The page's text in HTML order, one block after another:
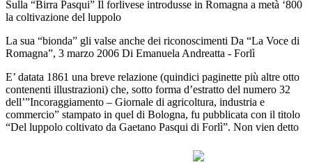
Sulla “Birra Pasqui” Il forlivese introdusse in Romagna a metà ‘800
la coltivazione del luppolo
La sua “bionda” gli valse anche dei riconoscimenti Da “La Voce di
Romagna”, 3 marzo 2006 Di Emanuela Andreatta - Forlì
E’ datata 1861 una breve relazione (quindici paginette più altre otto
contenenti illustrazioni) che, sotto forma d’estratto del numero 32
dell’”Incoraggiamento – Giornale di agricoltura, industria e
commercio” stampato in quel di Bologna, fu pubblicata con il titolo
“Del luppolo coltivato da Gaetano Pasqui di Forlì”. Non vien detto